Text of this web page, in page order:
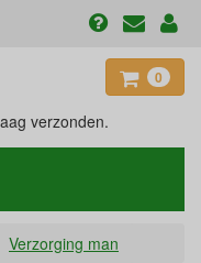
0
verzonden.
Verzorging man